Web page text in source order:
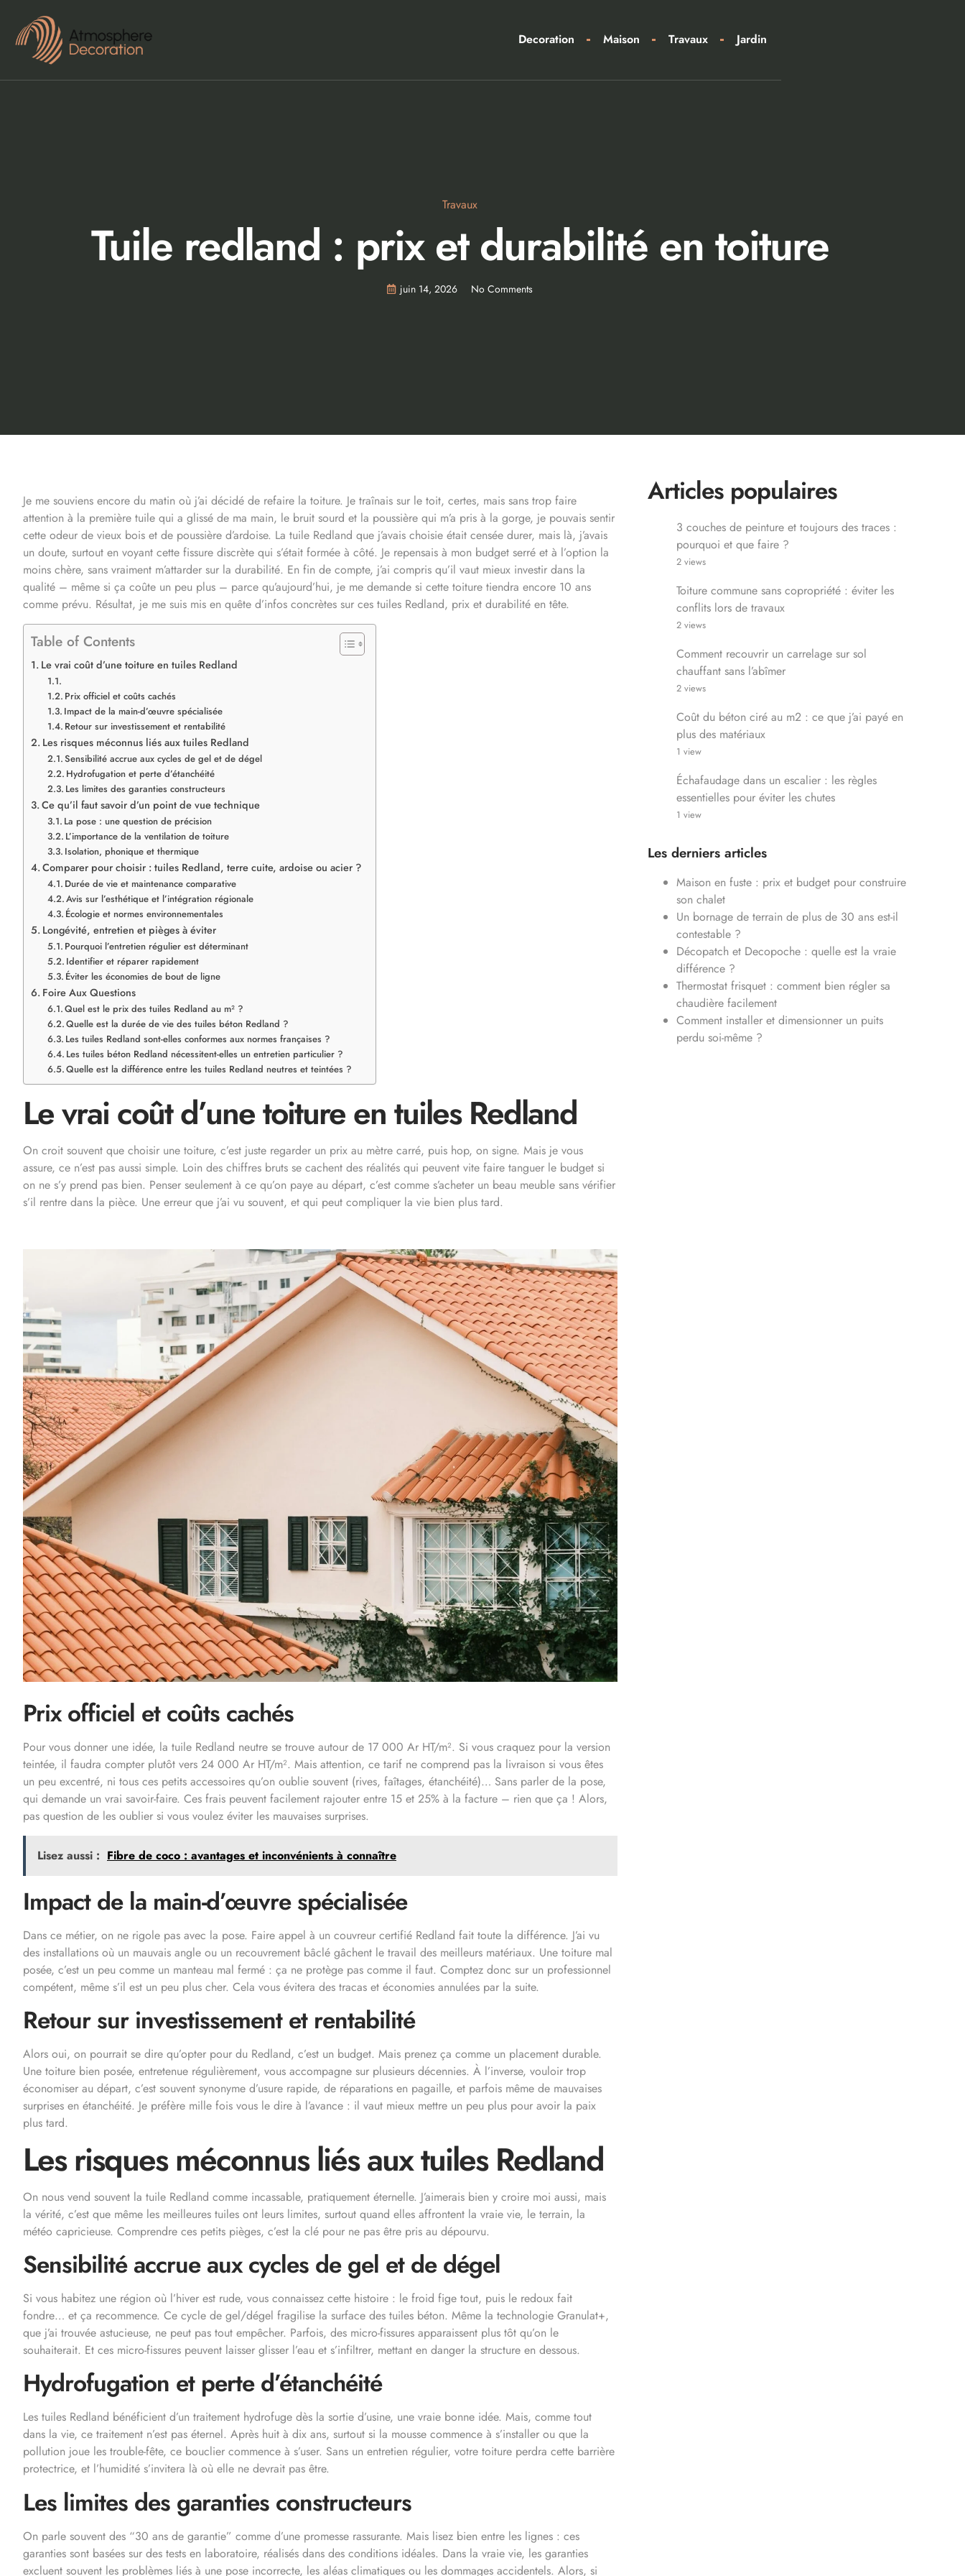
Decoration Maison Travaux Jardin
Travaux
Tuile redland : prix et durabilité en toiture
juin 14, 2026 No Comments
Je me souviens encore du matin où j’ai décidé de refaire la toiture. Je traînais sur le toit, certes, mais sans trop faire
attention à la première tuile qui a glissé de ma main, le bruit sourd et la poussière qui m’a pris à la gorge, je pouvais sentir
cette odeur de vieux bois et de poussière d’ardoise. La tuile Redland que j’avais choisie était censée durer, mais là, j’avais
un doute, surtout en voyant cette fissure discrète qui s’était formée à côté. Je repensais à mon budget serré et à l’option la
moins chère, sans vraiment m’attarder sur la durabilité. En fin de compte, j’ai compris qu’il vaut mieux investir dans la
qualité – même si ça coûte un peu plus – parce qu’aujourd’hui, je me demande si cette toiture tiendra encore 10 ans
comme prévu. Résultat, je me suis mis en quête d’infos concrètes sur ces tuiles Redland, prix et durabilité en tête.
Table of Contents
Le vrai coût d’une toiture en tuiles Redland
Prix officiel et coûts cachés
Impact de la main-d’œuvre spécialisée
Retour sur investissement et rentabilité
Les risques méconnus liés aux tuiles Redland
Sensibilité accrue aux cycles de gel et de dégel
Hydrofugation et perte d’étanchéité
Les limites des garanties constructeurs
Ce qu’il faut savoir d’un point de vue technique
La pose : une question de précision
L’importance de la ventilation de toiture
Isolation, phonique et thermique
Comparer pour choisir : tuiles Redland, terre cuite, ardoise ou acier ?
Durée de vie et maintenance comparative
Avis sur l’esthétique et l’intégration régionale
Écologie et normes environnementales
Longévité, entretien et pièges à éviter
Pourquoi l’entretien régulier est déterminant
Identifier et réparer rapidement
Éviter les économies de bout de ligne
Foire Aux Questions
Quel est le prix des tuiles Redland au m² ?
Quelle est la durée de vie des tuiles béton Redland ?
Les tuiles Redland sont-elles conformes aux normes françaises ?
Les tuiles béton Redland nécessitent-elles un entretien particulier ?
Quelle est la différence entre les tuiles Redland neutres et teintées ?
Le vrai coût d’une toiture en tuiles Redland
On croit souvent que choisir une toiture, c’est juste regarder un prix au mètre carré, puis hop, on signe. Mais je vous
assure, ce n’est pas aussi simple. Loin des chiffres bruts se cachent des réalités qui peuvent vite faire tanguer le budget si
on ne s’y prend pas bien. Penser seulement à ce qu’on paye au départ, c’est comme s’acheter un beau meuble sans vérifier
s’il rentre dans la pièce. Une erreur que j’ai vu souvent, et qui peut compliquer la vie bien plus tard.
Prix officiel et coûts cachés
Pour vous donner une idée, la tuile Redland neutre se trouve autour de 17 000 Ar HT/m². Si vous craquez pour la version
teintée, il faudra compter plutôt vers 24 000 Ar HT/m². Mais attention, ce tarif ne comprend pas la livraison si vous êtes
un peu excentré, ni tous ces petits accessoires qu’on oublie souvent (rives, faîtages, étanchéité)… Sans parler de la pose,
qui demande un vrai savoir-faire. Ces frais peuvent facilement rajouter entre 15 et 25% à la facture – rien que ça ! Alors,
pas question de les oublier si vous voulez éviter les mauvaises surprises.
Lisez aussi : Fibre de coco : avantages et inconvénients à connaître
Impact de la main-d’œuvre spécialisée
Dans ce métier, on ne rigole pas avec la pose. Faire appel à un couvreur certifié Redland fait toute la différence. J’ai vu
des installations où un mauvais angle ou un recouvrement bâclé gâchent le travail des meilleurs matériaux. Une toiture mal
posée, c’est un peu comme un manteau mal fermé : ça ne protège pas comme il faut. Comptez donc sur un professionnel
compétent, même s’il est un peu plus cher. Cela vous évitera des tracas et économies annulées par la suite.
Retour sur investissement et rentabilité
Alors oui, on pourrait se dire qu’opter pour du Redland, c’est un budget. Mais prenez ça comme un placement durable.
Une toiture bien posée, entretenue régulièrement, vous accompagne sur plusieurs décennies. À l’inverse, vouloir trop
économiser au départ, c’est souvent synonyme d’usure rapide, de réparations en pagaille, et parfois même de mauvaises
surprises en étanchéité. Je préfère mille fois vous le dire à l’avance : il vaut mieux mettre un peu plus pour avoir la paix
plus tard.
Les risques méconnus liés aux tuiles Redland
On nous vend souvent la tuile Redland comme incassable, pratiquement éternelle. J’aimerais bien y croire moi aussi, mais
la vérité, c’est que même les meilleures tuiles ont leurs limites, surtout quand elles affrontent la vraie vie, le terrain, la
météo capricieuse. Comprendre ces petits pièges, c’est la clé pour ne pas être pris au dépourvu.
Sensibilité accrue aux cycles de gel et de dégel
Si vous habitez une région où l’hiver est rude, vous connaissez cette histoire : le froid fige tout, puis le redoux fait
fondre… et ça recommence. Ce cycle de gel/dégel fragilise la surface des tuiles béton. Même la technologie Granulat+,
que j’ai trouvée astucieuse, ne peut pas tout empêcher. Parfois, des micro-fissures apparaissent plus tôt qu’on le
souhaiterait. Et ces micro-fissures peuvent laisser glisser l’eau et s’infiltrer, mettant en danger la structure en dessous.
Hydrofugation et perte d’étanchéité
Les tuiles Redland bénéficient d’un traitement hydrofuge dès la sortie d’usine, une vraie bonne idée. Mais, comme tout
dans la vie, ce traitement n’est pas éternel. Après huit à dix ans, surtout si la mousse commence à s’installer ou que la
pollution joue les trouble-fête, ce bouclier commence à s’user. Sans un entretien régulier, votre toiture perdra cette barrière
protectrice, et l’humidité s’invitera là où elle ne devrait pas être.
Les limites des garanties constructeurs
On parle souvent des “30 ans de garantie” comme d’une promesse rassurante. Mais lisez bien entre les lignes : ces
garanties sont basées sur des tests en laboratoire, réalisés dans des conditions idéales. Dans la vraie vie, les garanties
excluent souvent les problèmes liés à une pose incorrecte, les aléas climatiques ou les dommages accidentels. Alors, si
Articles populaires
3 couches de peinture et toujours des traces :
pourquoi et que faire ?
2 views
Toiture commune sans copropriété : éviter les
conflits lors de travaux
2 views
Comment recouvrir un carrelage sur sol
chauffant sans l’abîmer
2 views
Coût du béton ciré au m2 : ce que j’ai payé en
plus des matériaux
1 view
Échafaudage dans un escalier : les règles
essentielles pour éviter les chutes
1 view
Les derniers articles
Maison en fuste : prix et budget pour construire
son chalet
Un bornage de terrain de plus de 30 ans est-il
contestable ?
Décopatch et Decopoche : quelle est la vraie
différence ?
Thermostat frisquet : comment bien régler sa
chaudière facilement
Comment installer et dimensionner un puits
perdu soi-même ?